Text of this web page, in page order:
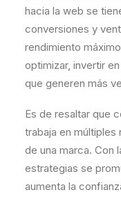
hacia la web se
conversiones y
rendimiento
optimizar, invertir
que generen más
Es de resaltar que
trabaja en múltiples
de una marca. Con
estrategias se
aumenta la